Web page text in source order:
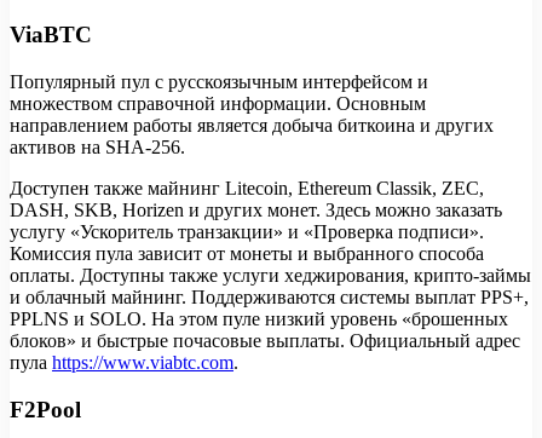
ViaBTC
Популярный пул с русскоязычным интерфейсом и
множеством справочной информации. Основным
направлением работы является добыча биткоина и других
активов на SHA-256.
Доступен также майнинг Litecoin, Ethereum Classik, ZEC,
DASH, SKB, Horizen и других монет. Здесь можно заказать
услугу «Ускоритель транзакции» и «Проверка подписи».
Комиссия пула зависит от монеты и выбранного способа
оплаты. Доступны также услуги хеджирования, крипто-займы
и облачный майнинг. Поддерживаются системы выплат PPS+,
PPLNS и SOLO. На этом пуле низкий уровень «брошенных
блоков» и быстрые почасовые выплаты. Официальный адрес
пула https://www.viabtc.com.
F2Pool